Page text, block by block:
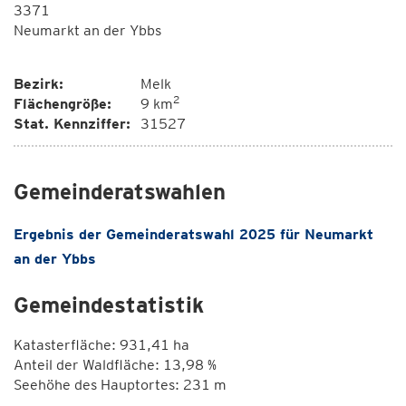
3371
Neumarkt an der Ybbs
Bezirk:
Melk
Flächengröße:
9 km2
Stat. Kennziffer: 31527
Gemeinderatswahlen
Ergebnis der Gemeinderatswahl 2025 für Neumarkt
an der Ybbs
Gemeindestatistik
Katasterfläche: 931,41 ha
Anteil der Waldfläche: 13,98 %
Seehöhe des Hauptortes: 231 m